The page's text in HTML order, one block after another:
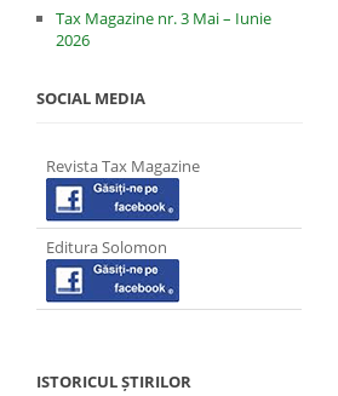
Tax Magazine nr. 3 Mai – Iunie
2026
SOCIAL MEDIA
Revista Tax Magazine
Editura Solomon
ISTORICUL ȘTIRILOR